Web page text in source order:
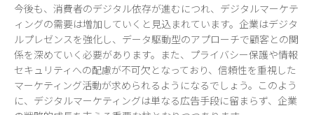
今後も、消費者のデジタル依存が進むにつれ、デジタルマーケテ
ィングの需要は増加していくと見込まれています。企業はデジタ
ルプレゼンスを強化し、データ駆動型のアプローチで顧客との関
係を深めていく必要があります。また、プライバシー保護や情報
セキュリティへの配慮が不可欠となっており、信頼性を重視した
マーケティング活動が求められるようになるでしょう。このよう
に、デジタルマーケティングは単なる広告手段に留まらず、企業